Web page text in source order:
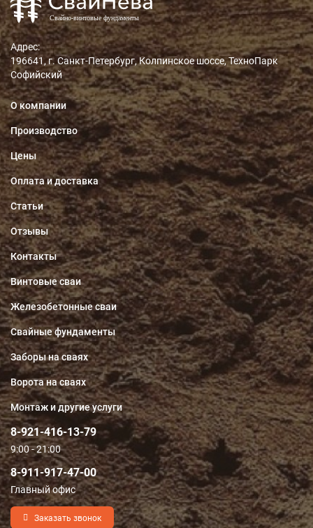
Адрес:
196641, г. Санкт-Петербург, Колпинское шоссе, ТехноПарк
Софийский
О компании
Производство
Цены
Оплата и доставка
Статьи
Отзывы
Контакты
Винтовые сваи
Железобетонные сваи
Свайные фундаменты
Заборы на сваях
Ворота на сваях
Монтаж и другие услуги
8-921-416-13-79
9:00 - 21:00
8-911-917-47-00
Главный офис
Заказать звонок